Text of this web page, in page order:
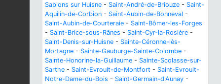
Sablons sur Huisne - Saint-André-de-Briouze - Saint-
Aquilin-de-Corbion - Saint-Aubin-de-Bonneval -
Saint-Aubin-de-Courteraie - Saint-Bômer-les-Forges
- Saint-Brice-sous-Rânes - Saint-Cyr-la-Rosière -
Saint-Denis-sur-Huisne - Sainte-Céronne-lès-
Mortagne - Sainte-Gauburge-Sainte-Colombe -
Sainte-Honorine-la-Guillaume - Sainte-Scolasse-sur-
Sarthe - Saint-Evroult-de-Montfort - Saint-Evroult-
Notre-Dame-du-Bois - Saint-Germain-d'Aunay -